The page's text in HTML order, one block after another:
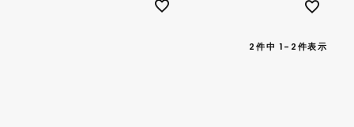
2件中 1- 2件表示